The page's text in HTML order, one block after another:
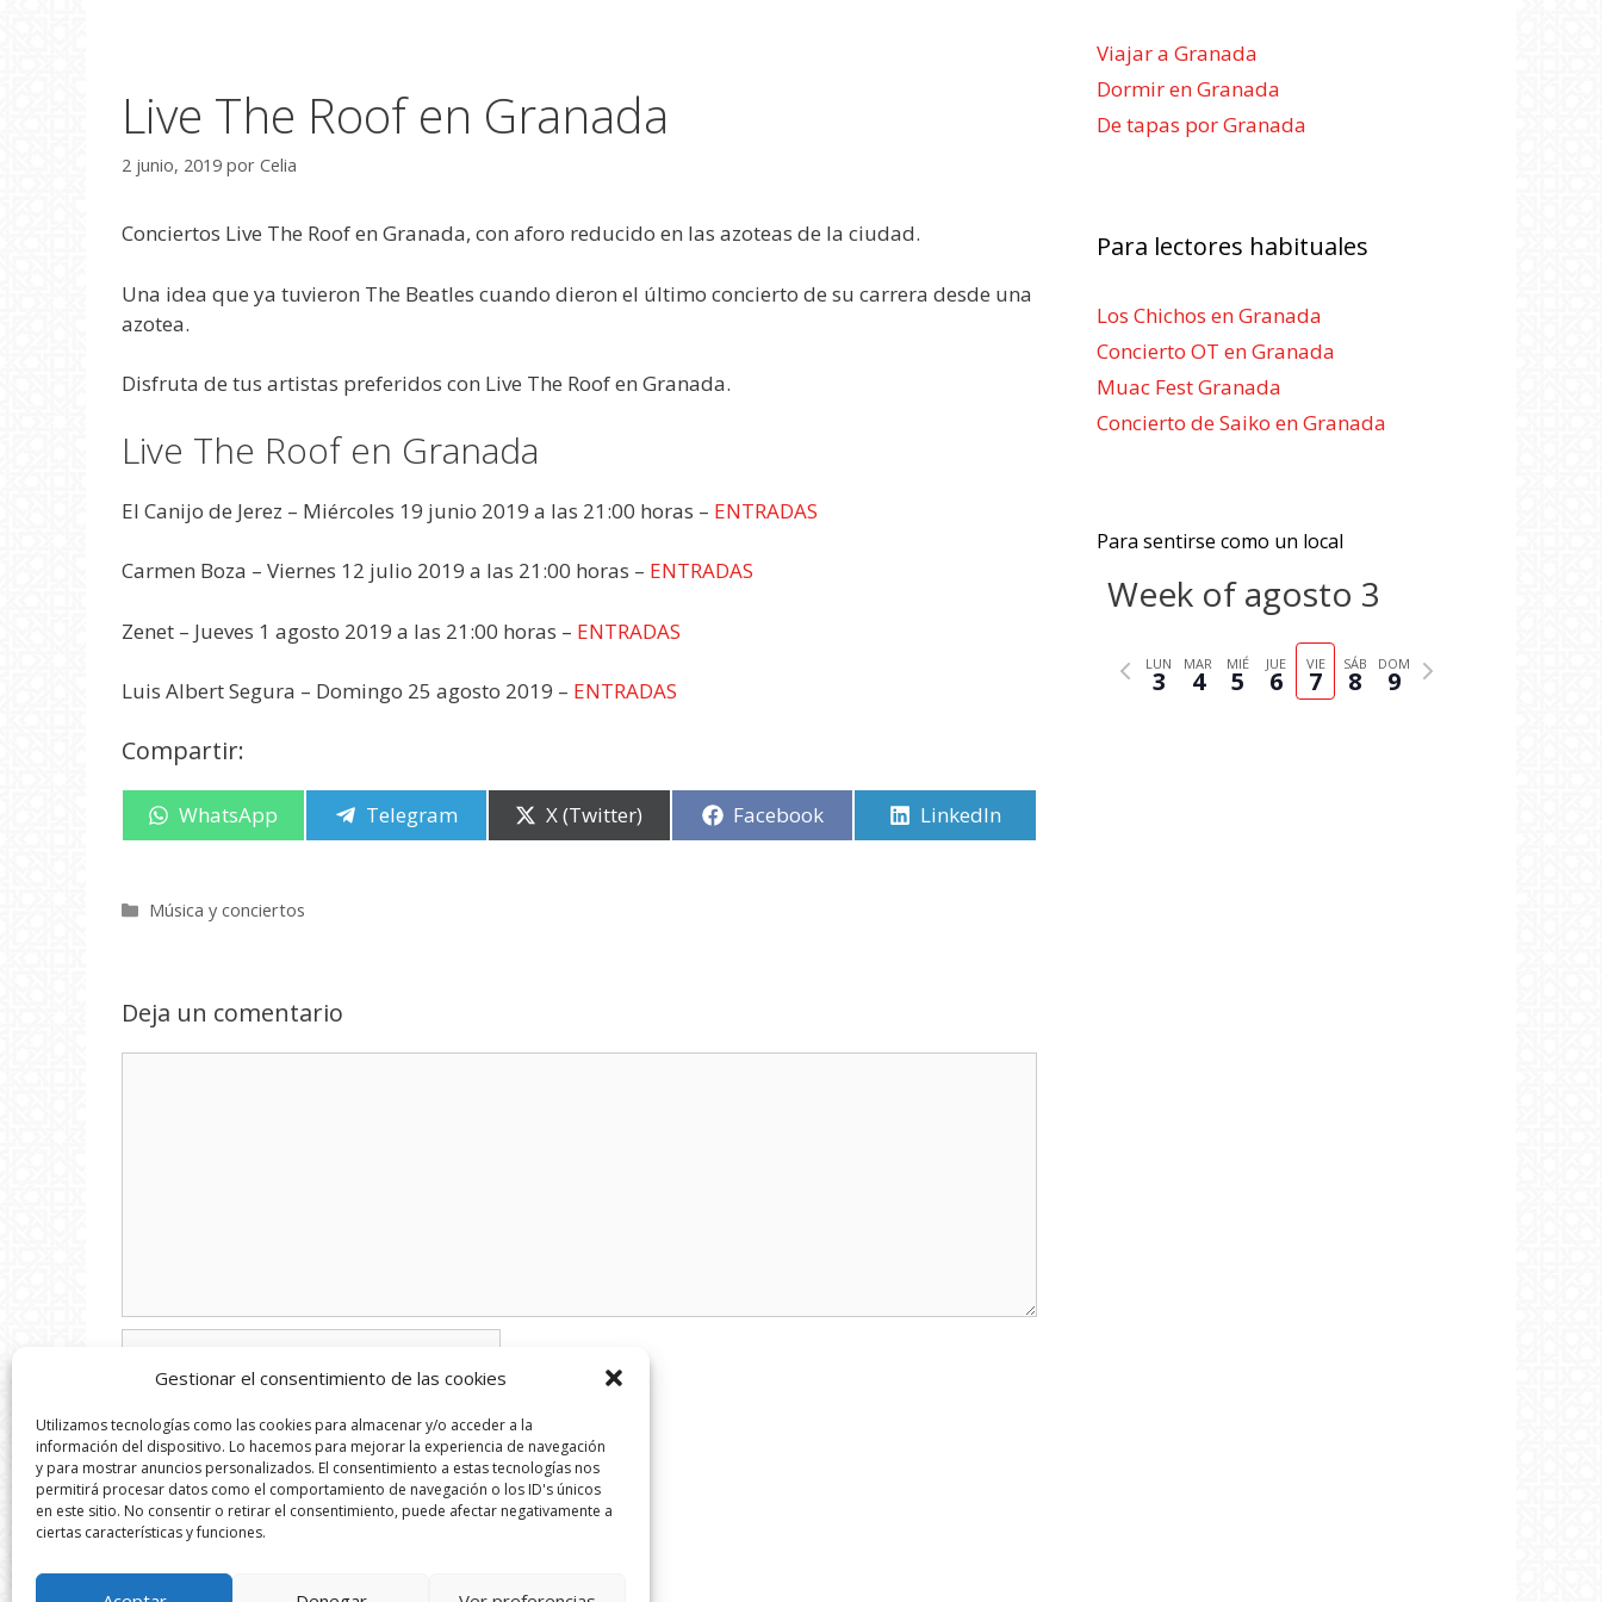
Gestionar el consentimiento de las cookies
Utilizamos tecnologías como las cookies para almacenar y/o acceder a la
información del dispositivo. Lo hacemos para mejorar la experiencia de navegación
y para mostrar anuncios personalizados. El consentimiento a estas tecnologías nos
permitirá procesar datos como el comportamiento de navegación o los ID's únicos
en este sitio. No consentir o retirar el consentimiento, puede afectar negativamente a
ciertas características y funciones.
Live The Roof en Granada
2 junio, 2019 por Celia
Conciertos Live The Roof en Granada, con aforo reducido en las azoteas de la ciudad.
Una idea que ya tuvieron The Beatles cuando dieron el último concierto de su carrera desde una
azotea.
Disfruta de tus artistas preferidos con Live The Roof en Granada.
Live The Roof en Granada
El Canijo de Jerez – Miércoles 19 junio 2019 a las 21:00 horas – ENTRADAS
Carmen Boza – Viernes 12 julio 2019 a las 21:00 horas – ENTRADAS
Zenet – Jueves 1 agosto 2019 a las 21:00 horas – ENTRADAS
Luis Albert Segura – Domingo 25 agosto 2019 – ENTRADAS
Compartir:
Compartir
en
WhatsApp Compartir
en
Telegram Compartir
en
X (Twitter) Compartir
en
Facebook Compartir
en
LinkedIn
Categorías
Música y conciertos
Deja un comentario
Nombre
Correo
electrónico
Web
Viajar a Granada
Dormir en Granada
De tapas por Granada
Para lectores habituales
Los Chichos en Granada
Concierto OT en Granada
Muac Fest Granada
Concierto de Saiko en Granada
Para sentirse como un local
Week of agosto 3
LUN
3
MAR
4
MIÉ
5
JUE
6
VIE
7
SÁB
8
DOM
9
N